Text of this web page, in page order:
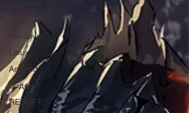
Windows
Linux
Android
Видео
RESOFT